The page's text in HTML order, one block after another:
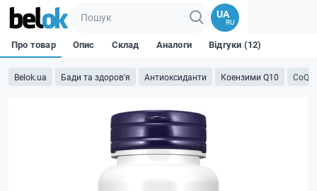
UA
RU
Belok.ua Бади та здоров'я Антиоксиданти Коензими Q10
Про товар Опис Склад Аналоги Відгуки (12)